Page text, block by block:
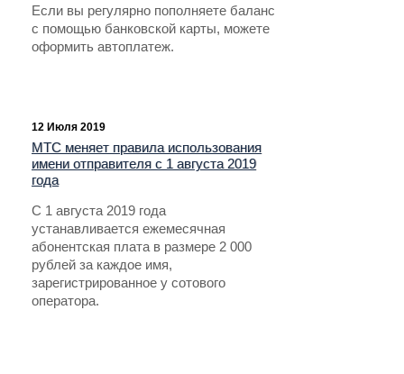
Если вы регулярно пополняете баланс
с помощью банковской карты, можете
оформить автоплатеж.
12 Июля 2019
МТС меняет правила использования
имени отправителя с 1 августа 2019
года
С 1 августа 2019 года
устанавливается ежемесячная
абонентская плата в размере 2 000
рублей за каждое имя,
зарегистрированное у сотового
оператора.